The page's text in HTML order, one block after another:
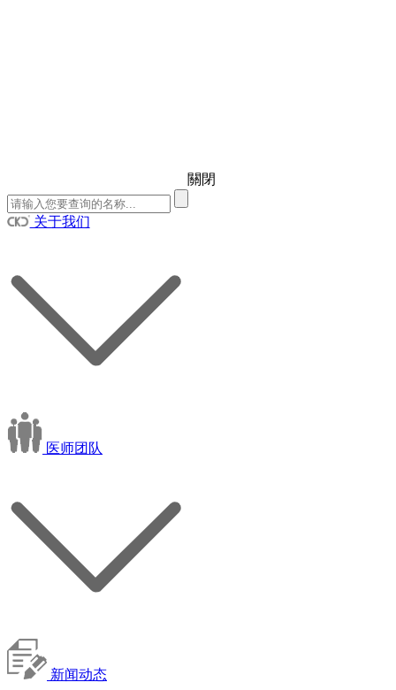
關閉
关于我们
医师团队
新闻动态